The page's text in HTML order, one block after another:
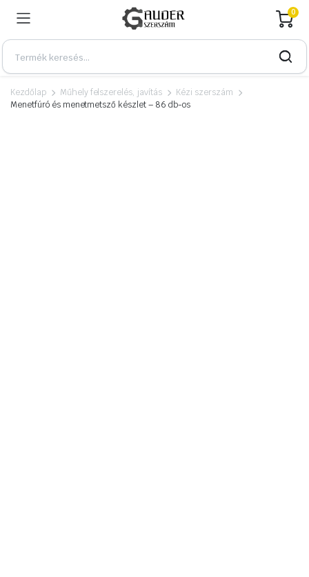
0
Kezdőlap Műhely felszerelés, javítás
Kézi szerszám
Menetfúró és menetmetsző készlet – 86 db-os